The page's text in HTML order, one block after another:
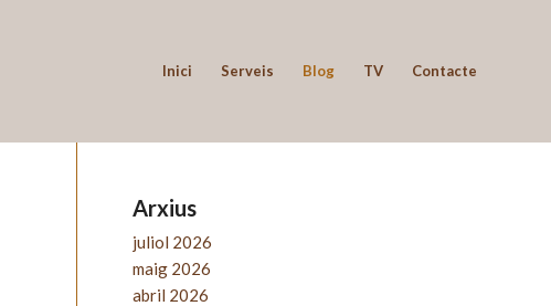
Inici Serveis Blog TV Contacte
Arxius
juliol 2026
maig 2026
abril 2026